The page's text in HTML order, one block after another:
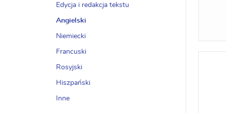
Edycja i redakcja tekstu
Angielski
Niemiecki
Francuski
Rosyjski
Hiszpański
Inne